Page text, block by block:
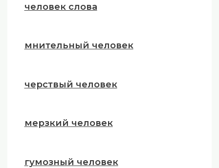
человек слова
мнительный человек
черствый человек
мерзкий человек
гумозный человек